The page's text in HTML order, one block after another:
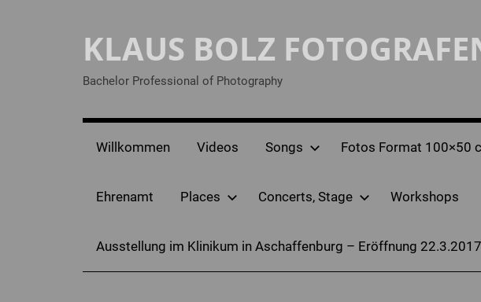
KLAUS BOLZ
Bachelor Professional of Photography
Willkommen Videos Songs Fotos Format 100×50
Ehrenamt Places Concerts, Stage Workshops
Ausstellung im Klinikum in Aschaffenburg – Eröffnung 22.3.2017